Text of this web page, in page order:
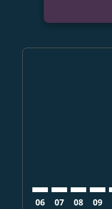
06 07 08 09